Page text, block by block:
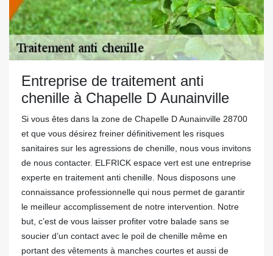
Entreprise de traitement anti
chenille à Chapelle D Aunainville
Si vous êtes dans la zone de Chapelle D Aunainville 28700
et que vous désirez freiner définitivement les risques
sanitaires sur les agressions de chenille, nous vous invitons
de nous contacter. ELFRICK espace vert est une entreprise
experte en traitement anti chenille. Nous disposons une
connaissance professionnelle qui nous permet de garantir
le meilleur accomplissement de notre intervention. Notre
but, c’est de vous laisser profiter votre balade sans se
soucier d’un contact avec le poil de chenille même en
portant des vêtements à manches courtes et aussi de